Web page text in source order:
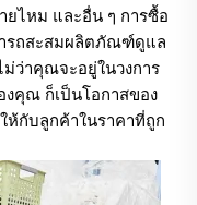
ยไหม และอื่น ๆ การซื้อ
รถสะสมผลิตภัณฑ์ดูแล
ว่าคุณจะอยู่ในวงการ
งคุณ ก็เป็นโอกาสของ
กับลูกค้าในราคาที่ถูก